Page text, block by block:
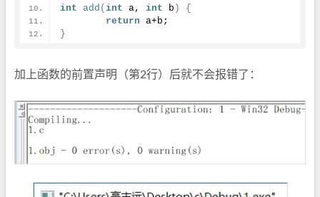
int add (int a, int b )
{
return a+b;
}
加上函数的前置声明（第2行）后就不会报错了：